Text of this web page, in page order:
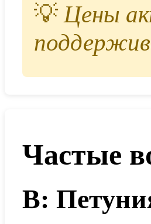
💡Цены
Частые
В: